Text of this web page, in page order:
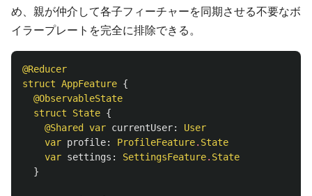
め、親が仲介して各子フィーチャーを同期させる不要なボ
イラープレートを完全に排除できる。
@Reducer
struct AppFeature {
@ObservableState
struct
State {
@Shared
var currentUser:
User
var profile: ProfileFeature. State
var settings : SettingsFeature. State
}